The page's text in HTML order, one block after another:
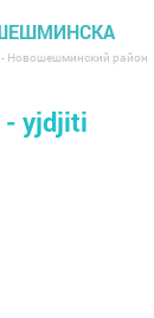
- Новошешминский район
- yjdjiti